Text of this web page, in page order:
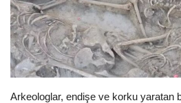
Enerji
Tubitak
Teknoloji Kurumu
Arkeologlar, endişe ve korku yaratan